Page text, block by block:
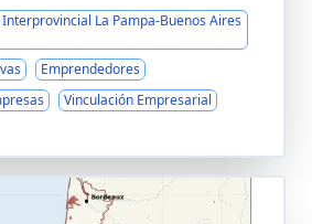
La Pampa-Buenos Aires
Emprendedores
Vinculación Empresarial